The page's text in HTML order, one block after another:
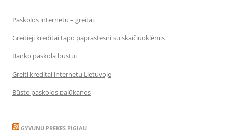
Paskolos internetu – greitai
Greitieji kreditai tapo paprastesni su skaičiuoklėmis
Banko paskola būstui
Greiti kreditai internetu Lietuvoje
Būsto paskolos palūkanos
GYVUNU PREKES PIGIAU